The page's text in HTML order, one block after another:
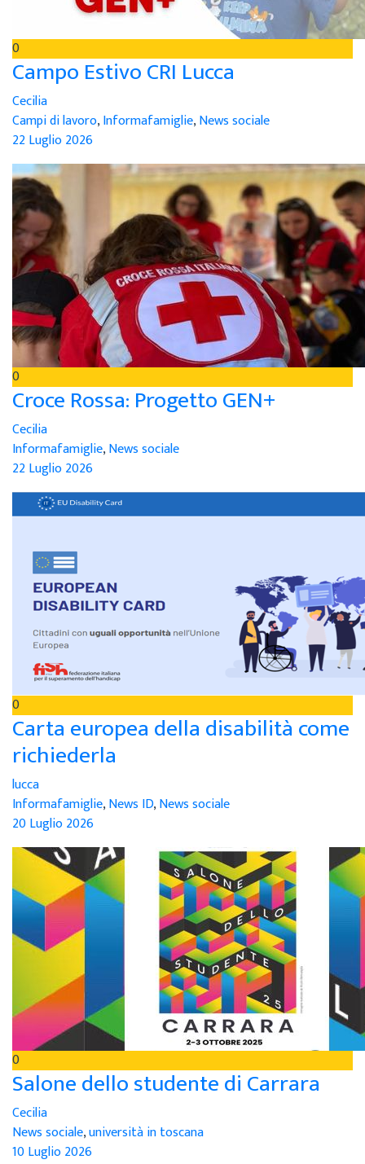
0
Campo Estivo CRI Lucca
Cecilia
Campi di lavoro,Informafamiglie,News sociale
22 Luglio 2026
0
Croce Rossa: Progetto GEN+
Cecilia
Informafamiglie,News sociale
22 Luglio 2026
0
Carta europea della disabilità come
richiederla
lucca
Informafamiglie,News ID,News sociale
20 Luglio 2026
0
Salone dello studente di Carrara
Cecilia
News sociale,università in toscana
10 Luglio 2026